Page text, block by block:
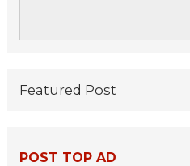
Featured Post
POST TOP AD